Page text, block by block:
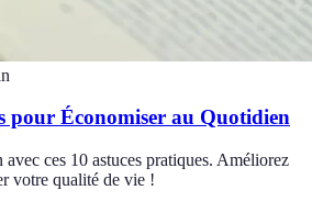
pour Économiser au Quotidien
ces 10 astuces pratiques. Améliorez
votre qualité de vie !